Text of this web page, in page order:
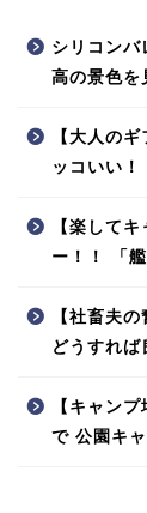
シリコン
高の景色を
【大人の
ッコいい！
【楽して
ー！！ 「
【社畜夫
どうすれば
【キャン
で 公園キ